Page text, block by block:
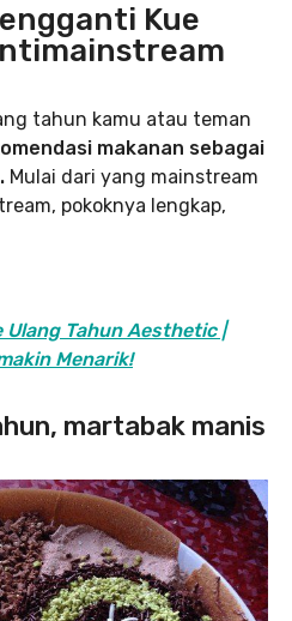
Kue
tahun kamu atau teman
makanan sebagai
Mulai dari yang mainstream
pokoknya lengkap,
Ulang Tahun Aesthetic |
Menarik!
martabak manis